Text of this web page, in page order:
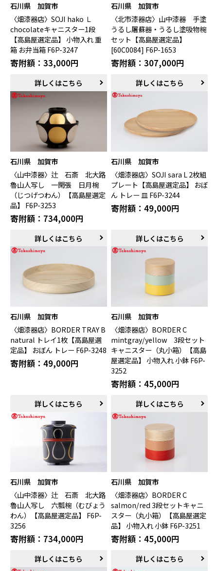
石川県 加賀市
〈畑漆器店〉SOJI hako Ｌ
chocolateキャニスター1段
【高島屋選定品】 小物入れ 重
箱 お弁当箱 F6P-3247
寄附額：33,000円
詳しくはこちら
石川県 加賀市
〈北市漆器店〉山中漆器 手塗
うるし屠蘇器・うるし塗吸物椀
セット【高島屋選定品】
[60C0084] F6P-1653
寄附額：307,000円
詳しくはこちら
石川県 加賀市
〈山中漆器〉辻 石斎 北大路
魯山人写し 一閑張 日月椀
（じつげつわん）【高島屋選定
品】 F6P-3253
寄附額：734,000円
詳しくはこちら
石川県 加賀市
〈畑漆器店〉SOJI sara L 2枚組
プレート【高島屋選定品】 おぼ
ん トレー 皿 F6P-3244
寄附額：49,000円
詳しくはこちら
石川県 加賀市
〈畑漆器店〉BORDER TRAY B
natural トレイ1枚【高島屋選
定品】 おぼん トレー F6P-3248
寄附額：49,000円
詳しくはこちら
石川県 加賀市
〈畑漆器店〉BORDER C
mintgray/yellow 3段セット
キャニスター（丸小箱）【高島
屋選定品】 小物入れ 小鉢 F6P-
3252
寄附額：45,000円
詳しくはこちら
石川県 加賀市
〈山中漆器〉辻 石斎 北大路
魯山人写し 六瓢椀（むびょう
わん）【高島屋選定品】 F6P-
3256
寄附額：734,000円
詳しくはこちら
石川県 加賀市
〈畑漆器店〉BORDER C
salmon/red 3段セットキャニ
スター（丸小箱）【高島屋選定
品】 小物入れ 小鉢 F6P-3251
寄附額：45,000円
詳しくはこちら